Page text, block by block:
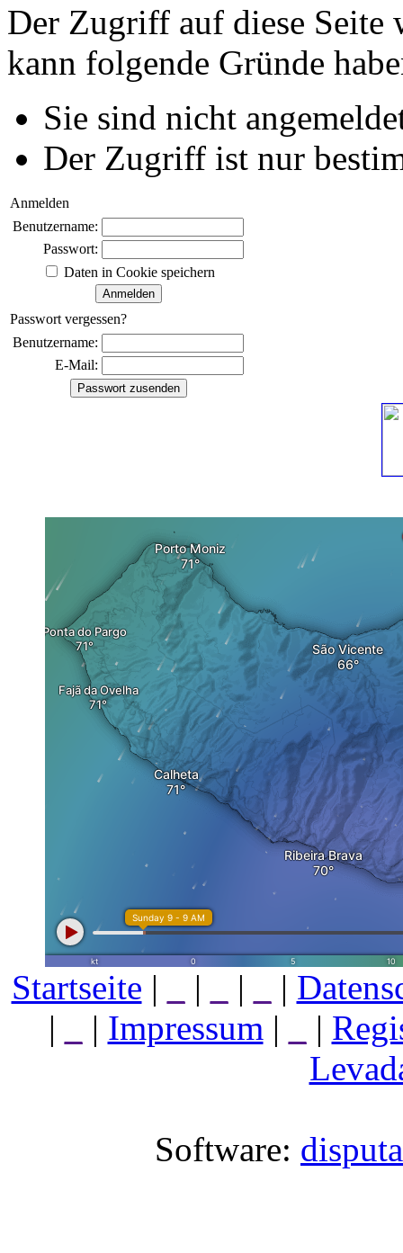
Der Zugriff auf diese Seite
kann folgende Gründe
Sie sind nicht
Der Zugriff ist nur
Anmelden
Benutzername:
Passwort:
Daten in Cookie speichern
Passwort vergessen?
Benutzername:
E-Mail:
Startseite | | | |
|
| Impressum | |
Software: